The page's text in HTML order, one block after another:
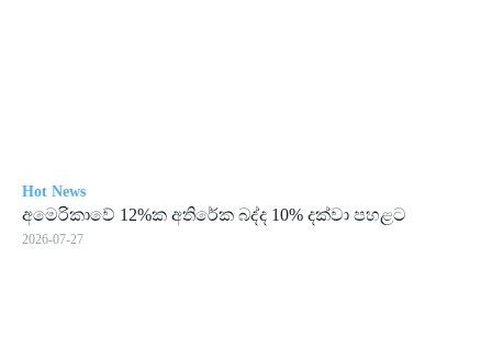
Hot News
අමෙ­රි­කාවේ 12%ක අති­රේක බද්ද 10% දක්වා පහ­ළට
2026-07-27